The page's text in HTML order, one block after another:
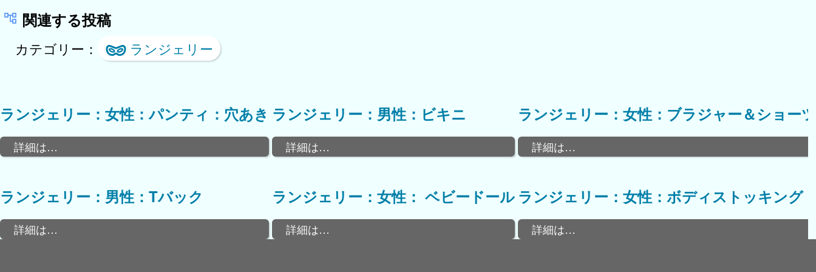
関連する投稿
カテゴリー： ランジェリー
ランジェリー：女性：パンティ：穴あき
詳細は…
ランジェリー：男性：Tバック
詳細は…
ランジェリー：男性：ビキニ
詳細は…
ランジェリー：女性： ベビードール
詳細は…
ランジェリー：女性：ブラジャー＆ショーツ
詳細は…
ランジェリー：女性：ボディストッキング
詳細は…